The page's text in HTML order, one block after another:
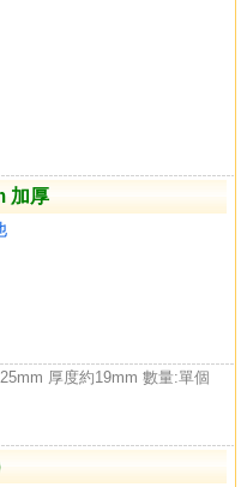
加厚
厚度約19mm 數量:單個